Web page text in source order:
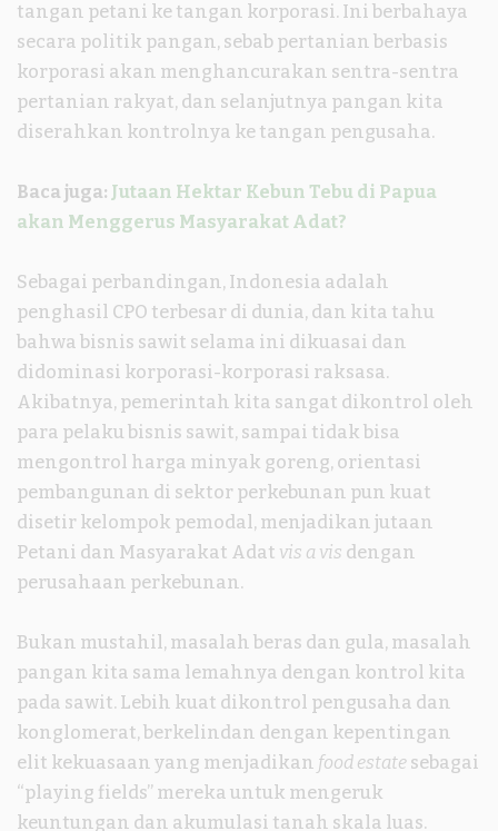
tangan petani ke tangan korporasi. Ini berbahaya
secara politik pangan, sebab pertanian berbasis
korporasi akan menghancurakan sentra-sentra
pertanian rakyat, dan selanjutnya pangan kita
diserahkan kontrolnya ke tangan pengusaha.
Baca juga: Jutaan Hektar Kebun Tebu di Papua
akan Menggerus Masyarakat Adat?
Sebagai perbandingan, Indonesia adalah
penghasil CPO terbesar di dunia, dan kita tahu
bahwa bisnis sawit selama ini dikuasai dan
didominasi korporasi-korporasi raksasa.
Akibatnya, pemerintah kita sangat dikontrol oleh
para pelaku bisnis sawit, sampai tidak bisa
mengontrol harga minyak goreng, orientasi
pembangunan di sektor perkebunan pun kuat
disetir kelompok pemodal, menjadikan jutaan
Petani dan Masyarakat Adat vis a vis dengan
perusahaan perkebunan.
Bukan mustahil, masalah beras dan gula, masalah
pangan kita sama lemahnya dengan kontrol kita
pada sawit. Lebih kuat dikontrol pengusaha dan
konglomerat, berkelindan dengan kepentingan
elit kekuasaan yang menjadikan food estate sebagai
“playing fields” mereka untuk mengeruk
keuntungan dan akumulasi tanah skala luas.